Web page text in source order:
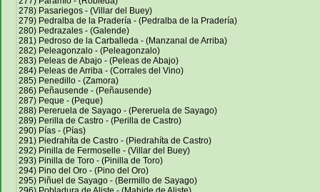
278) Pasariegos - (Villar del Buey)
279) Pedralba de la Pradería - (Pedralba de la Pradería)
280) Pedrazales - (Galende)
281) Pedroso de la Carballeda - (Manzanal de Arriba)
282) Peleagonzalo - (Peleagonzalo)
283) Peleas de Abajo - (Peleas de Abajo)
284) Peleas de Arriba - (Corrales del Vino)
285) Penedillo - (Zamora)
286) Peñausende - (Peñausende)
287) Peque - (Peque)
288) Pereruela de Sayago - (Pereruela de Sayago)
289) Perilla de Castro - (Perilla de Castro)
290) Pías - (Pías)
291) Piedrahíta de Castro - (Piedrahíta de Castro)
292) Pinilla de Fermoselle - (Villar del Buey)
293) Pinilla de Toro - (Pinilla de Toro)
294) Pino del Oro - (Pino del Oro)
295) Piñuel de Sayago - (Bermillo de Sayago)